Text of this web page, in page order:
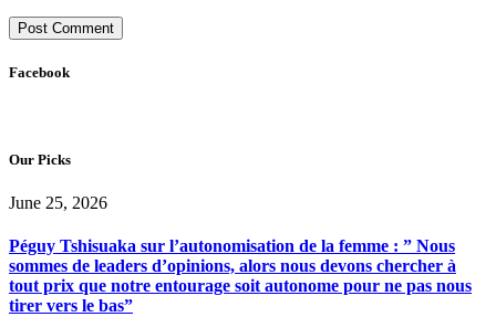
Facebook
Our Picks
June 25, 2026
Péguy Tshisuaka sur l’autonomisation de la femme : ” Nous
sommes de leaders d’opinions, alors nous devons chercher à
tout prix que notre entourage soit autonome pour ne pas nous
tirer vers le bas”